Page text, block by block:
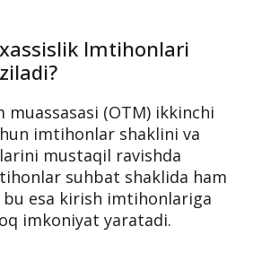
Imtihonlari
muassasasi (OTM) ikkinchi
imtihonlar shaklini va
mustaqil ravishda
suhbat shaklida ham
bu esa kirish imtihonlariga
imkoniyat yaratadi.